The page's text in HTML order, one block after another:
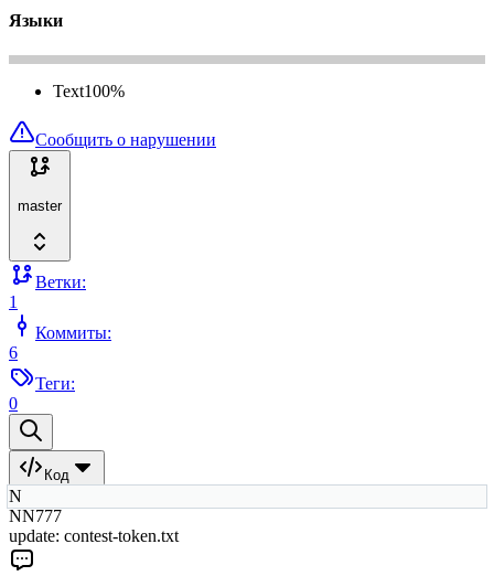
Языки
Text100%
Сообщить о нарушении
master
Ветки:
1
Коммиты:
6
Теги:
0
Код
N
NN777
update: contest-token.txt